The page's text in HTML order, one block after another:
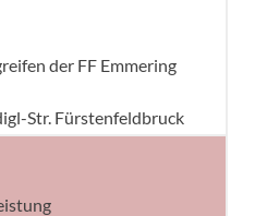
der FF Emmering
Str. Fürstenfeldbruck